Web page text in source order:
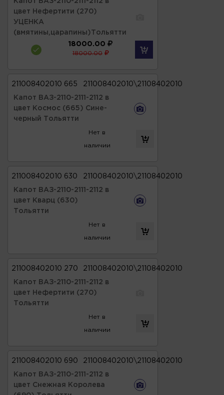
цвет Нефертити (270)
УЦЕНКА
(вмятины,царапины)Тольятти
18000.00
18000.00
211008402010 665 211008402010\21108402010
Капот ВАЗ-2110-2111-2112 в
цвет Космос (665) Сине-
черный Тольятти
Нет в
наличии
211008402010 630 211008402010\21108402010
Капот ВАЗ-2110-2111-2112 в
цвет Кварц (630)
Тольятти
Нет в
наличии
211008402010 270 211008402010\21108402010
Капот ВАЗ-2110-2111-2112 в
цвет Нефертити (270)
Тольятти
Нет в
наличии
211008402010 690 211008402010\21108402010
Капот ВАЗ-2110-2111-2112 в
цвет Снежная Королева